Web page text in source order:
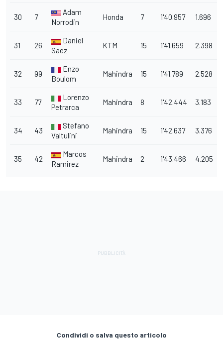
30 7
Adam
Norrodin
Honda 7 1'40.957 1.696
31 26
Daniel
Saez
KTM 15 1'41.659 2.398
32 99
Enzo
Boulom
Mahindra 15 1'41.789 2.528
33 77
Lorenzo
Petrarca
Mahindra 8 1'42.444 3.183
34 43
Stefano
Valtulini
Mahindra 15 1'42.637 3.376
35 42
Marcos
Ramirez
Mahindra 2 1'43.466 4.205
Condividi o salva questo articolo